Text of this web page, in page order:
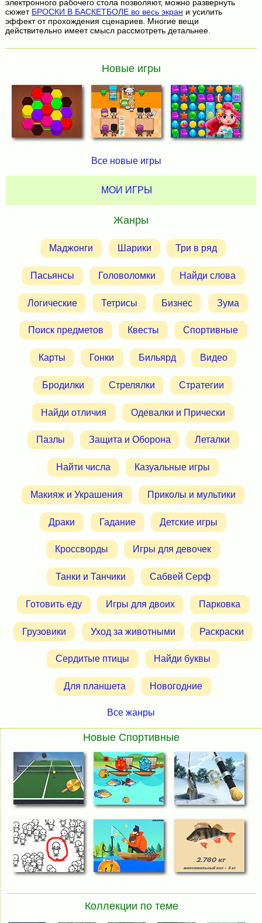
электронного рабочего стола позволяют, можно развернуть
сюжет БРОСКИ В БАСКЕТБОЛЕ во весь экран и усилить
эффект от прохождения сценариев. Многие вещи
действительно имеет смысл рассмотреть детальнее.
Новые игры
Все новые игры
МОИ ИГРЫ
Жанры
Маджонги Шарики Три в ряд
Пасьянсы Головоломки Найди слова
Логические Тетрисы Бизнес Зума
Поиск предметов Квесты Спортивные
Карты Гонки Бильярд Видео
Бродилки Стрелялки Стратегии
Найди отличия Одевалки и Прически
Пазлы Защита и Оборона Леталки
Найти числа Казуальные игры
Макияж и Украшения Приколы и мультики
Драки Гадание Детские игры
Кроссворды Игры для девочек
Танки и Танчики Сабвей Серф
Готовить еду Игры для двоих Парковка
Грузовики Уход за животными Раскраски
Сердитые птицы Найди буквы
Для планшета Новогодние
Все жанры
Новые Спортивные
Коллекции по теме